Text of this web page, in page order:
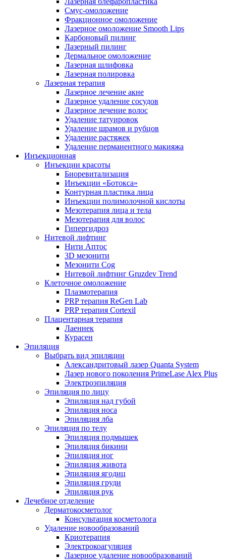
Смус-омоложение
Фракционное омоложение
Лазерное омоложение Smooth Lips
Карбоновый пилинг
Лазерный пилинг
Дермальное омоложение
Лазерная шлифовка
Лазерная полировка
Лазерная терапия
Лазерное лечение акне
Лазерное удаление сосудов
Лазерное лечение волос
Удаление татуировок
Удаление шрамов и рубцов
Удаление растяжек
Удаление перманентного макияжа
Инъекционная
Инъекции красоты
Биоревитализация
Инъекции «Ботокса»
Контурная пластика лица
Инъекции полимолочной кислоты
Мезотерапия лица и тела
Мезотерапия для волос
Гипергидроз
Нитевой лифтинг
Нити Аптос
3D мезонити
Мезонити Cog
Нитевой лифтинг Gruzdev Trend
Клеточное омоложение
Плазмотерапия
PRP терапия ReGen Lab
PRP терапия Cortexil
Плацентарная терапия
Лаеннек
Курасен
Эпиляция
Выбрать вид эпиляции
Александритовый лазер Quanta System
Лазер нового поколения PrimeLase Alex Plus
Электроэпиляция
Эпиляция по лицу
Эпиляция над губой
Эпиляция носа
Эпиляция лба
Эпиляция по телу
Эпиляция подмышек
Эпиляция бикини
Эпиляция ног
Эпиляция живота
Эпиляция ягодиц
Эпиляция груди
Эпиляция рук
Лечебное отделение
Дерматокосметолог
Консультация косметолога
Удаление новообразований
Криотерапия
Электрокоагуляция
Лазерное удаление новообразований